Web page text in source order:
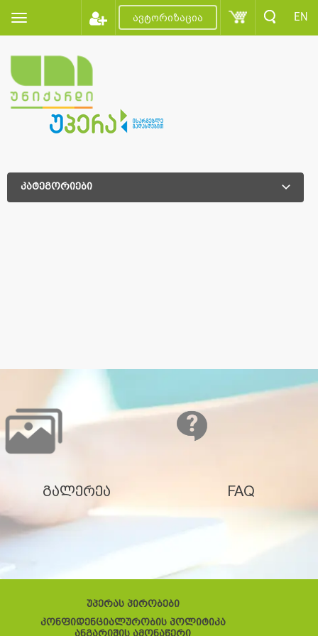
ავტორიზაცია EN
კატეგორიები
გალერეა FAQ
უპერას პირობები
კონფიდენციალურობის პოლიტიკა
ანგარიშის ამონაწერი